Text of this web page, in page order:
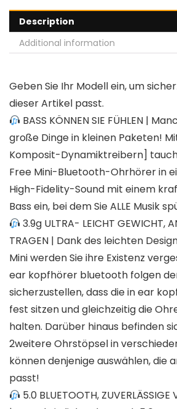
Description
Additional information
Geben Sie Ihr Modell ein, um
dieser Artikel passt.
BASS KÖNNEN SIE FÜHLEN |
große Dinge in kleinen Paketen!
Komposit-Dynamiktreibern]
Free Mini-Bluetooth-Ohrhörer in
High-Fidelity-Sound mit einem
Bass ein, bei dem Sie ALLE Musik
3.9g ULTRA- LEICHT GEWICHT,
TRAGEN | Dank des leichten
Mini werden Sie ihre Existenz
ear kopfhörer bluetooth folgen
sicherzustellen, dass die in ear
fest sitzen und gleichzeitig die
halten. Darüber hinaus befinden
2weitere Ohrstöpsel in
können denjenige auswählen, die
passt!
5.0 BLUETOOTH, ZUVERLÄSSIGE